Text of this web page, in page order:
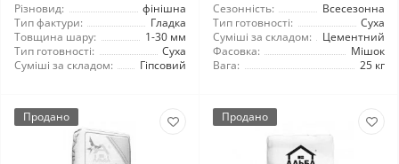
Різновид:
фінішна
Тип фактури:
Гладка
Товщина шару:
1-30 мм
Тип готовності:
Суха
Суміші за складом:
Гіпсовий
Сезонність:
Всесезонна
Тип готовності:
Суха
Суміші за складом:
Цементний
Фасовка:
Мішок
Вага:
25 кг
Продано Продано